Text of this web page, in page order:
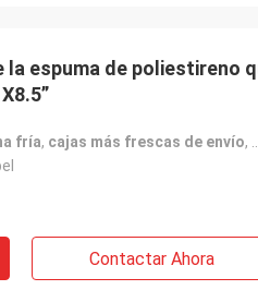
la espuma de poliestireno
fría, cajas más frescas de envío,
Contactar Ahora